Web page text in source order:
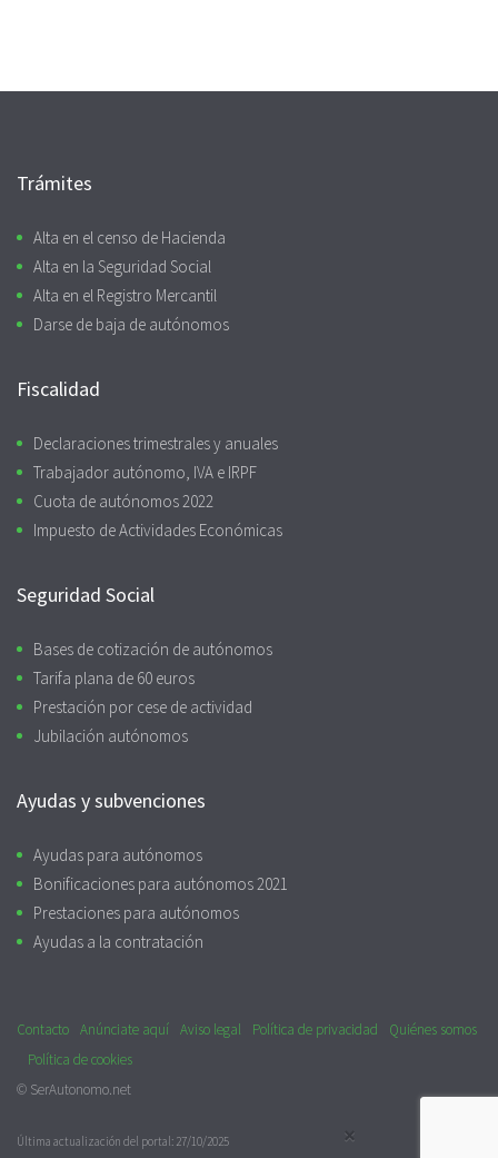
×
Trámites
Alta en el censo de Hacienda
Alta en la Seguridad Social
Alta en el Registro Mercantil
Darse de baja de autónomos
Fiscalidad
Declaraciones trimestrales y anuales
Trabajador autónomo, IVA e IRPF
Cuota de autónomos 2022
Impuesto de Actividades Económicas
Seguridad Social
Bases de cotización de autónomos
Tarifa plana de 60 euros
Prestación por cese de actividad
Jubilación autónomos
Ayudas y subvenciones
Ayudas para autónomos
Bonificaciones para autónomos 2021
Prestaciones para autónomos
Ayudas a la contratación
Contacto Anúnciate aquí Aviso legal Política de privacidad
Quiénes somos
Política de cookies
© SerAutonomo.net
Última actualización del portal: 27/10/2025